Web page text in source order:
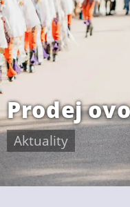
Prodej
Aktuality